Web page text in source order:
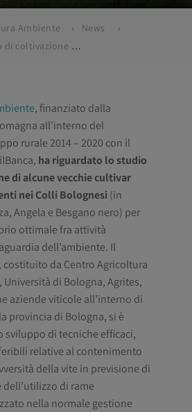
Ambiente
News
Sviluppo di un modello di coltivazione della vite ad elevata sostenibilità ambientale che valorizzi le vecchie cultivar all’interno di habitat naturali nei Colli Bolognesi
, finanziato dalla
all’interno del
rurale 2014 – 2020 con il
ha riguardato lo studio
di alcune vecchie cultivar
nei Colli Bolognesi(in
Angela e Besgano nero) per
ottimale fra attività
dell’ambiente. Il
da Centro Agricoltura
Università di Bologna, Agrites,
aziende viticole all’interno di
provincia di Bologna, si è
sviluppo di tecniche efficaci,
relative al contenimento
della vite in previsione di
di rame
nella normale gestione